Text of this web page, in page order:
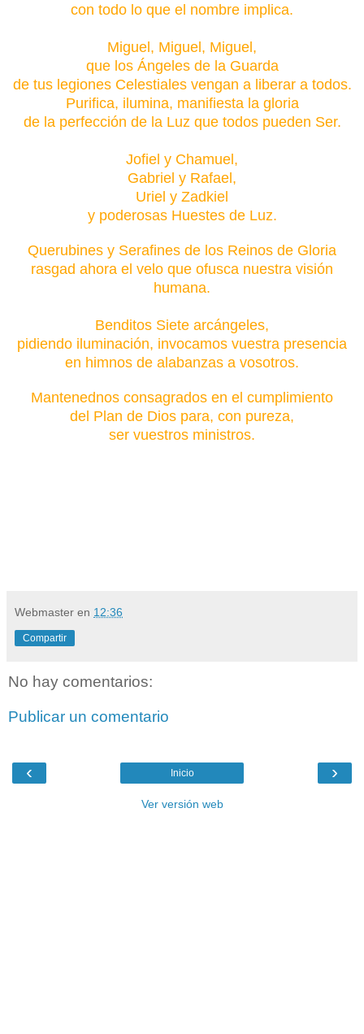
con todo lo que el nombre implica.
Miguel, Miguel, Miguel,
que los Ángeles de la Guarda
de tus legiones Celestiales vengan a liberar a todos.
Purifica, ilumina, manifiesta la gloria
de la perfección de la Luz que todos pueden Ser.
Jofiel y Chamuel,
Gabriel y Rafael,
Uriel y Zadkiel
y poderosas Huestes de Luz.
Querubines y Serafines de los Reinos de Gloria
rasgad ahora el velo que ofusca nuestra visión
humana.
Benditos Siete arcángeles,
pidiendo iluminación, invocamos vuestra presencia
en himnos de alabanzas a vosotros.
Mantenednos consagrados en el cumplimiento
del Plan de Dios para, con pureza,
ser vuestros ministros.
Webmaster en 12:36
Compartir
No hay comentarios:
Publicar un comentario
‹ ›
Inicio
Ver versión web